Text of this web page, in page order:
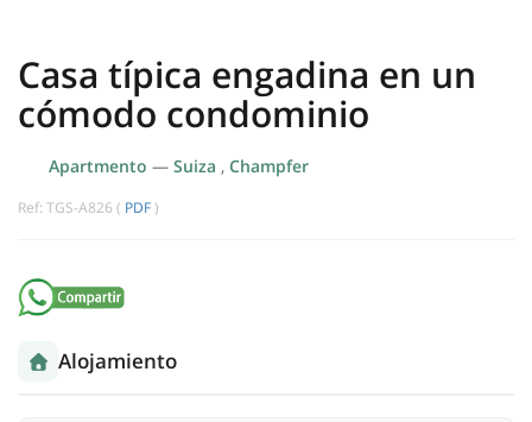
Casa típica engadina en un
cómodo condominio
Apartmento — Suiza , Champfer
Ref: TGS-A826 ( PDF )
Alojamiento